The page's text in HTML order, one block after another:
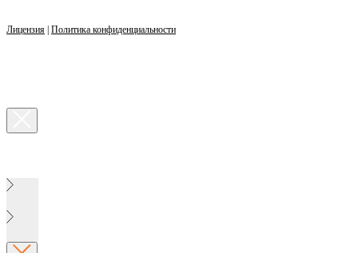
Лицензия Политика конфиденциальности